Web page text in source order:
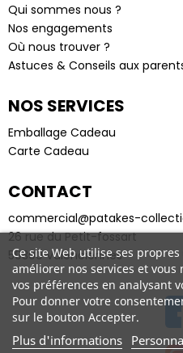
Qui sommes nous ?
Nos engagements
Où nous trouver ?
Astuces & Conseils aux
NOS SERVICES
Emballage Cadeau
Carte Cadeau
CONTACT
commercial@patakes-
26 rue du Petit-fossart
59300 Valenciennes
Ce site Web utilise ses
améliorer nos services et
vos préférences en analysant
Pour donner votre
sur le bouton Accepter.
Plus d'informations